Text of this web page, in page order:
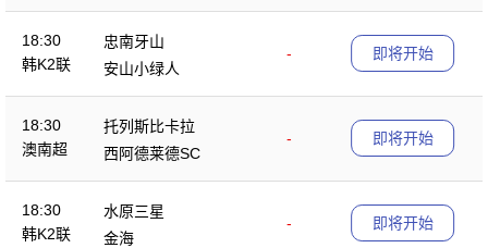
18:30
韩K2联
忠南牙山
-
安山小绿人
即将开始
18:30
澳南超
托列斯比卡拉
-
西阿德莱德SC
即将开始
18:30
韩K2联
水原三星
-
金海
即将开始